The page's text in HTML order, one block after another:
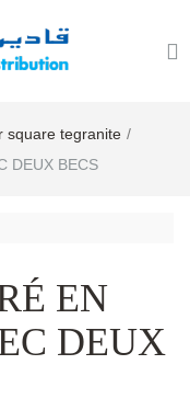
square tegranite
DEUX BECS
EN
DEUX